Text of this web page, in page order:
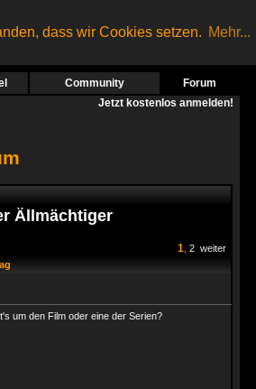
dass wir Cookies setzen. Mehr...
Community Forum
Jetzt kostenlos anmelden!
Ällmächtiger
1 2 weiter
um den Film oder eine der Serien?